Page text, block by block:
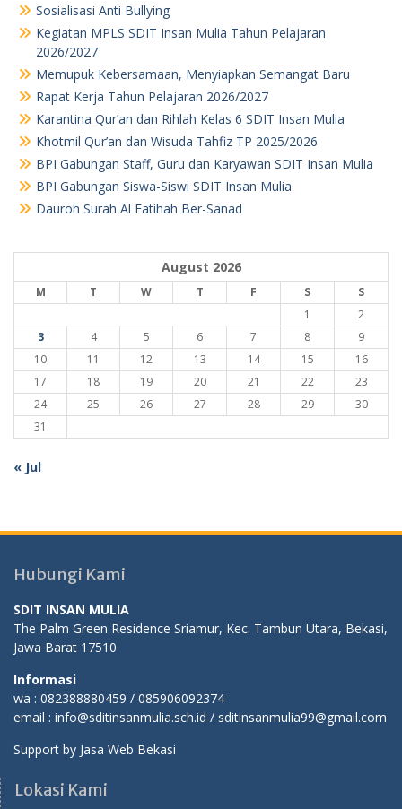
Sosialisasi Anti Bullying
Kegiatan MPLS SDIT Insan Mulia Tahun Pelajaran
2026/2027
Memupuk Kebersamaan, Menyiapkan Semangat Baru
Rapat Kerja Tahun Pelajaran 2026/2027
Karantina Qur’an dan Rihlah Kelas 6 SDIT Insan Mulia
Khotmil Qur’an dan Wisuda Tahfiz TP 2025/2026
BPI Gabungan Staff, Guru dan Karyawan SDIT Insan Mulia
BPI Gabungan Siswa-Siswi SDIT Insan Mulia
Dauroh Surah Al Fatihah Ber-Sanad
August 2026
M T W T F S
S
1
2
3
4 5 6 7 8
9
10
11 12 13 14 15
16
17
18 19 20 21 22
23
24
25 26 27 28 29
30
31
« Jul
Hubungi Kami
SDIT INSAN MULIA
The Palm Green Residence Sriamur, Kec. Tambun Utara, Bekasi,
Jawa Barat 17510
Informasi
wa : 082388880459 / 085906092374
email : info@sditinsanmulia.sch.id / sditinsanmulia99@gmail.com
Support by Jasa Web Bekasi
Lokasi Kami